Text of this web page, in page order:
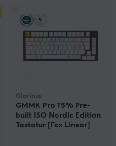
Glorious
GMMK Pro 75% Pre-
built ISO Nordic Edition
Tastatur [Fox Linear] -